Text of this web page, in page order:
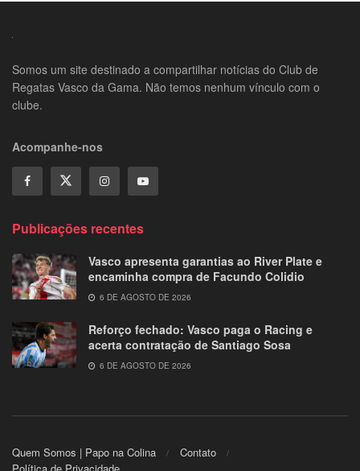
Somos um site destinado a compartilhar notícias do Club de
Regatas Vasco da Gama. Não temos nenhum vínculo com o
clube.
Acompanhe-nos
Publicações recentes
Vasco apresenta garantias ao River Plate e
encaminha compra de Facundo Colidio
6 DE AGOSTO DE 2026
Reforço fechado: Vasco paga o Racing e
acerta contratação de Santiago Sosa
6 DE AGOSTO DE 2026
Quem Somos | Papo na Colina
Contato